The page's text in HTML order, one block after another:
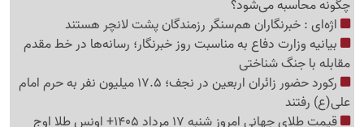
چگونه محاسبه می‌شود؟
اژه‌ای : خبرنگاران هم‌سنگر رزمندگان پشت لانچر هستند
بیانیه وزارت دفاع به مناسبت روز خبرنگار؛ رسانه‌ها در خط مقدم
مقابله با جنگ شناختی
رکورد حضور زائران اربعین در نجف؛ 17.5 میلیون نفر به حرم امام
علی(ع) رفتند
قیمت طلای جهانی امروز شنبه 17 مرداد 1405+ اونس طلا اوج